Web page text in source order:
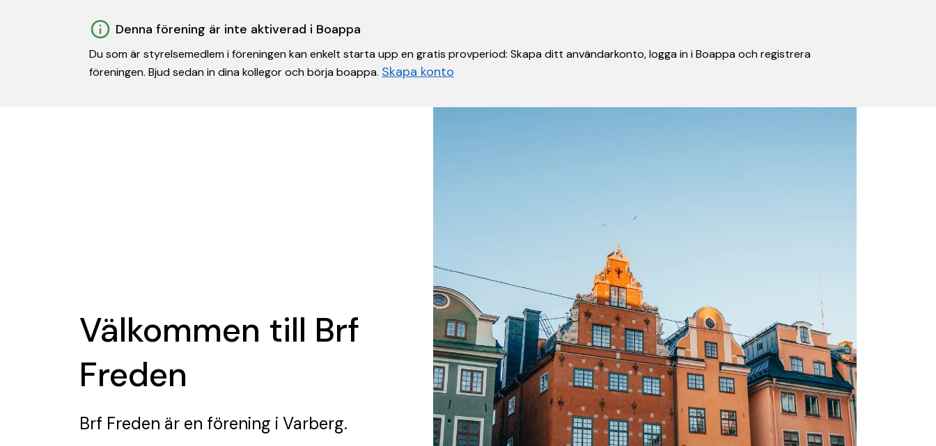
Denna förening är inte aktiverad i Boappa
Du som är styrelsemedlem i föreningen kan enkelt starta upp en gratis provperiod: Skapa ditt användarkonto, logga in i Boappa och registrera
föreningen. Bjud sedan in dina kollegor och börja boappa. Skapa konto
Välkommen till Brf
Freden
Brf Freden är en förening i Varberg.